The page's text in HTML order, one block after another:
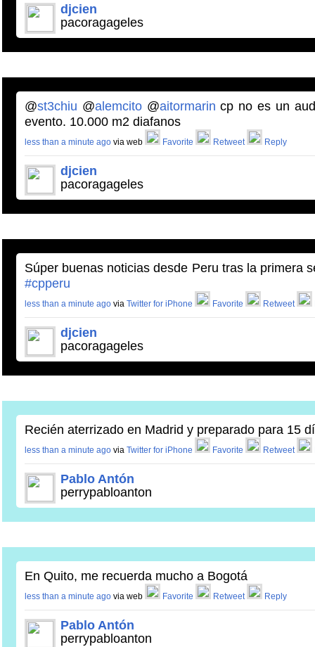
djcien
pacoragageles
@st3chiu @alemcito@aitormarin cp no es un
evento. 10.000 m2 diafanos
less than a minute ago via web Favorite Retweet Reply
djcien
pacoragageles
Súper buenas noticias desde Peru tras la primera
#cpperu
less than a minute ago via Twitter for iPhone Favorite Retweet
djcien
pacoragageles
Recién aterrizado en Madrid y preparado para 15
less than a minute ago via Twitter for iPhone Favorite Retweet
Pablo Antón
perrypabloanton
En Quito, me recuerda mucho a Bogotá
less than a minute ago via web Favorite Retweet Reply
Pablo Antón
perrypabloanton